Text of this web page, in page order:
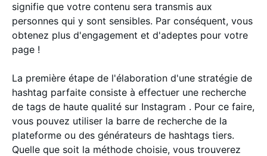
signifie que votre contenu sera transmis aux
personnes qui y sont sensibles. Par conséquent, vous
obtenez plus d'engagement et d'adeptes pour votre
page !
La première étape de l'élaboration d'une stratégie de
hashtag parfaite consiste à effectuer une recherche
de tags de haute qualité sur Instagram . Pour ce faire,
vous pouvez utiliser la barre de recherche de la
plateforme ou des générateurs de hashtags tiers.
Quelle que soit la méthode choisie, vous trouverez